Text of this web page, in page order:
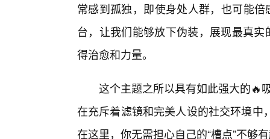
常感到孤独，即使身处人群，也可能
台，让我们能够放下伪装，展现最真
得治愈和力量。
这个主题之所以具有如此强大的🔥
在充斥着滤镜和完美人设的社交环境中
在这里，你无需担心自己的“槽点”不够